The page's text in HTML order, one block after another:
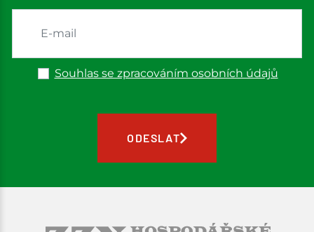
Souhlas se zpracováním osobních údajů
ODESLAT